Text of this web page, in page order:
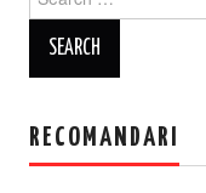
for:
RECOMANDARI